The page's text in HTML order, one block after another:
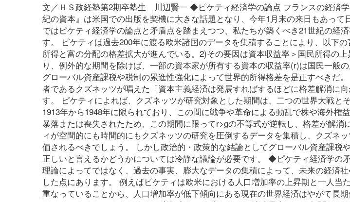
文／ＨＳ政経塾第2期卒塾生 川辺賢一 ◆ピケティ経済学の論点 フランスの経済
紀の資本』は米国での出版を契機に大きな話題となり、今年1月末の来日もあって
ではピケティ経済学の論点と矛盾点を踏まえつつ、私たちが築くべき21世紀の経
す。 ピケティは過去200年に渡る欧米諸国のデータを集積することにより、以下
所得と富の分配の格差拡大が進んでいる。2)その要因は資本収益率＞国民所得の
り、例外的な期間を除けば、一部の資本家が所有する資本の収益率(r)は国民一般
グローバル資産課税や税制の累進性強化によって世界的所得格差を是正すべきだ
者であるクズネッツが唱えた「資本主義経済は発展すればするほどに格差解消に
す。 ピケティによれば、クズネッツが研究対象とした期間は、二つの世界大戦と
1913年から1948年に限られており、この間に戦争や革命による動乱で株や海外権
暴落または喪失されたため、この期間に限ってr>gの不等式が逆転し、格差が解消
ィが空間的にも時間的にもクズネッツの研究を圧倒するデータを集積し、クズネ
価されるべきでしょう。 しかし政治的・政策的な結論としてグローバル資産課税
正しいと言えるかどうかについては冷静な議論が必要です。 ◆ピケティ経済学の
理論によってではなく、過去の事実、膨大なデータの集積によって、未来の経済
した点にあります。 例えばピケティは欧米における人口増加率の上昇期と一人当
重なっていることから、人口増加率が低下傾向にある現在の世界経済はやがて長